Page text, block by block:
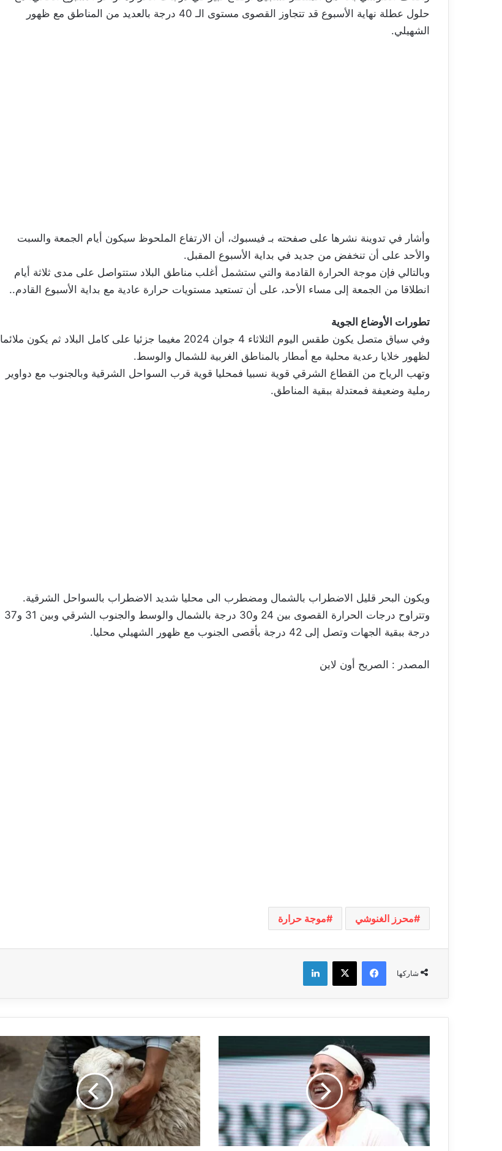
حلول عطلة نهاية الأسبوع قد تتجاوز القصوى مستوى الـ 40 درجة بالعديد من المناطق مع ظهور
الشهيلي.
وأشار في تدوينة نشرها على صفحته بـ فيسبوك، أن الارتفاع الملحوظ سيكون أيام الجمعة والسبت
والأحد على أن تنخفض من جديد في بداية الأسبوع المقبل.
وبالتالي فإن موجة الحرارة القادمة والتي ستشمل أغلب مناطق البلاد ستتواصل على مدى ثلاثة أيام
انطلاقا من الجمعة إلى مساء الأحد، على أن تستعيد مستويات حرارة عادية مع بداية الأسبوع القادم..
تطورات الأوضاع الجوية
وفي سياق متصل يكون طقس اليوم الثلاثاء 4 جوان 2024 مغيما جزئيا على كامل البلاد ثم يكون ملائما
لظهور خلايا رعدية محلية مع أمطار بالمناطق الغربية للشمال والوسط.
وتهب الرياح من القطاع الشرقي قوية نسبيا فمحليا قوية قرب السواحل الشرقية وبالجنوب مع دواوير
رملية وضعيفة فمعتدلة ببقية المناطق.
ويكون البحر قليل الاضطراب بالشمال ومضطرب الى محليا شديد الاضطراب بالسواحل الشرقية.
وتتراوح درجات الحرارة القصوى بين 24 و30 درجة بالشمال والوسط والجنوب الشرقي وبين 31 و37
درجة ببقية الجهات وتصل إلى 42 درجة بأقصى الجنوب مع ظهور الشهيلي محليا.
المصدر : الصريح أون لاين
محرز الغنوشي موجة حرارة
شاركها
فيسبوك ‫X لينكدإن
نهائي
بطولة
رولان
غاروس:
أنس
جابر
أمام
إنجاز
شركة
اللحوم
تعلن
عن
أسعار
الأضاحي